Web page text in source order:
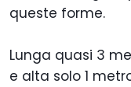
queste forme.
Lunga quasi 3
e alta solo 1